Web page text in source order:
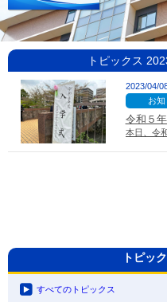
トピックス
2023/04/
お
令和５
トピッ
すべてのトピックス